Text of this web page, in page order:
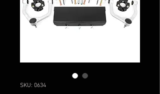
SKU: 0634